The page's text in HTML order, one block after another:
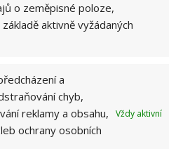
o zeměpisné poloze,
aktivně vyžádaných
a
chyb,
reklamy a obsahu,
ochrany osobních
Vždy aktivní
inspirací pro
byt a chce ho využít na
přinášet problémy,
A tak se vytvoří kousek
jak vzhledem, tak i tím, jak
může jak navazovat na